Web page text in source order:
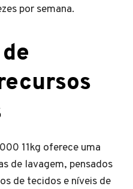
por semana.
11kg oferece uma
de lavagem, pensados
de tecidos e níveis de